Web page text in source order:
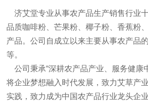
济艾堂专业从事农产品生产销售行业
品质咖啡粉、芒果粉、椰子粉、香蕉粉
产品。公司自成立以来主要从事农产品
等。
公司秉承“深耕农产品产业、服务健康
将企业梦想融入时代发展，致力艾草产
实践，致力成为中国农产品行业龙头企